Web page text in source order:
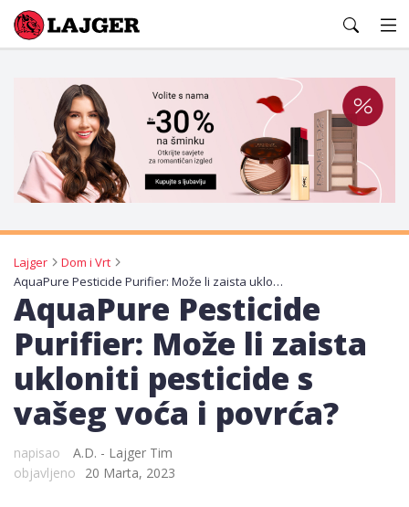
Lajger
Lajger
Dom i Vrt
AquaPure Pesticide Purifier: Može li zaista ukloniti pesticide s vašeg voća i povrća?
AquaPure Pesticide
Purifier: Može li zaista
ukloniti pesticide s
vašeg voća i povrća?
napisao
A.D. - Lajger Tim
objavljeno
20 Marta, 2023